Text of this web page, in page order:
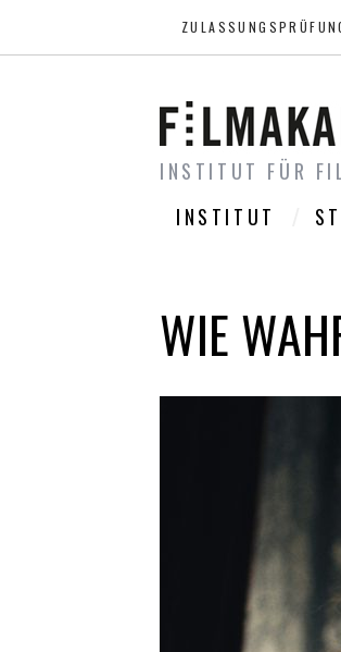
INSTITUT FÜR
INSTITUT
WIE